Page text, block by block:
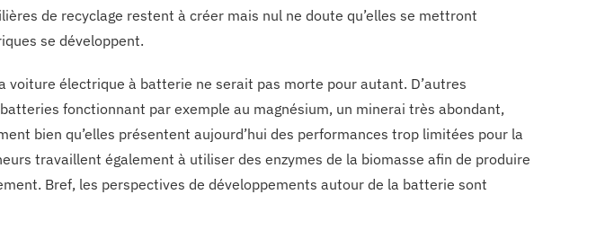
de recyclage restent à créer mais nul ne doute qu’elles se mettront
se développent.
voiture électrique à batterie ne serait pas morte pour autant. D’autres
fonctionnant par exemple au magnésium, un minerai très abondant,
bien qu’elles présentent aujourd’hui des performances trop limitées pour la
travaillent également à utiliser des enzymes de la biomasse afin de produire
Bref, les perspectives de développements autour de la batterie sont